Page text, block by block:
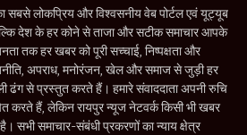
सबसे लोकप्रिय और विश्वसनीय वेब पोर्टल एवं यूट्यूब
देश के हर कोने से ताजा और सटीक समाचार आपके
तक हर खबर को पूरी सच्चाई, निष्पक्षता और
अपराध, मनोरंजन, खेल और समाज से जुड़ी हर
ढंग से प्रस्तुत करते हैं। हमारे संवाददाता अपनी रुचि
करते हैं, लेकिन रायपुर न्यूज नेटवर्क किसी भी खबर
सभी समाचार-संबंधी प्रकरणों का न्याय क्षेत्र